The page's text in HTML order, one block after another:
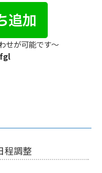
せが可能です〜
程調整